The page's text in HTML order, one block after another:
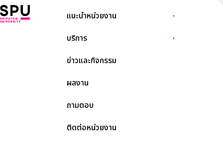
แนะนำหน่วยงาน
บริการ
ข่าวและกิจกรรม
ผลงาน
ถามตอบ
ติดต่อหน่วยงาน